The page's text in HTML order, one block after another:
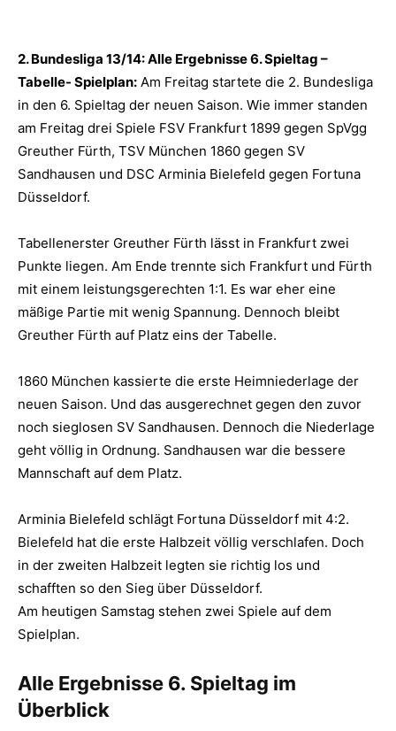
2. Bundesliga 13/14: Alle Ergebnisse 6. Spieltag –
Tabelle- Spielplan: Am Freitag startete die 2. Bundesliga
in den 6. Spieltag der neuen Saison. Wie immer standen
am Freitag drei Spiele FSV Frankfurt 1899 gegen SpVgg
Greuther Fürth, TSV München 1860 gegen SV
Sandhausen und DSC Arminia Bielefeld gegen Fortuna
Düsseldorf.
Tabellenerster Greuther Fürth lässt in Frankfurt zwei
Punkte liegen. Am Ende trennte sich Frankfurt und Fürth
mit einem leistungsgerechten 1:1. Es war eher eine
mäßige Partie mit wenig Spannung. Dennoch bleibt
Greuther Fürth auf Platz eins der Tabelle.
1860 München kassierte die erste Heimniederlage der
neuen Saison. Und das ausgerechnet gegen den zuvor
noch sieglosen SV Sandhausen. Dennoch die Niederlage
geht völlig in Ordnung. Sandhausen war die bessere
Mannschaft auf dem Platz.
Arminia Bielefeld schlägt Fortuna Düsseldorf mit 4:2.
Bielefeld hat die erste Halbzeit völlig verschlafen. Doch
in der zweiten Halbzeit legten sie richtig los und
schafften so den Sieg über Düsseldorf.
Am heutigen Samstag stehen zwei Spiele auf dem
Spielplan.
Alle Ergebnisse 6. Spieltag im
Überblick